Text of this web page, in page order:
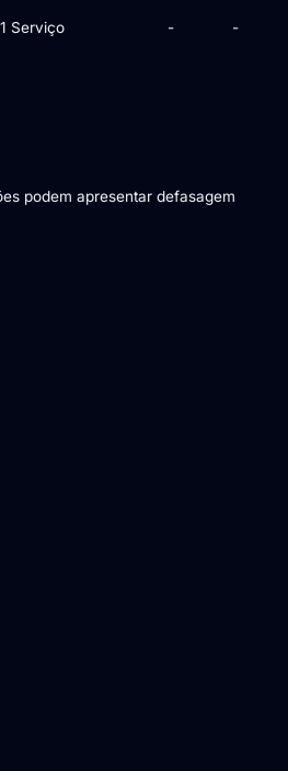
1 Serviço - -
podem apresentar defasagem